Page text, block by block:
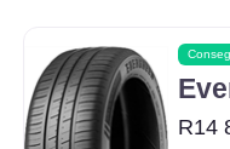
R14